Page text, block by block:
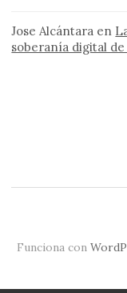
Jose Alcántara en
soberanía digital
Funciona con